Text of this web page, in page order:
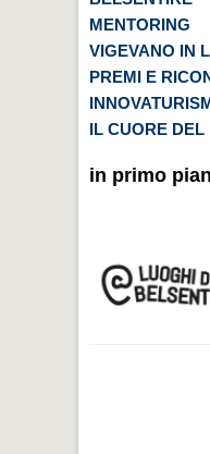
MENTORING
VIGEVANO IN
PREMI E
IL CUORE DEL
in primo